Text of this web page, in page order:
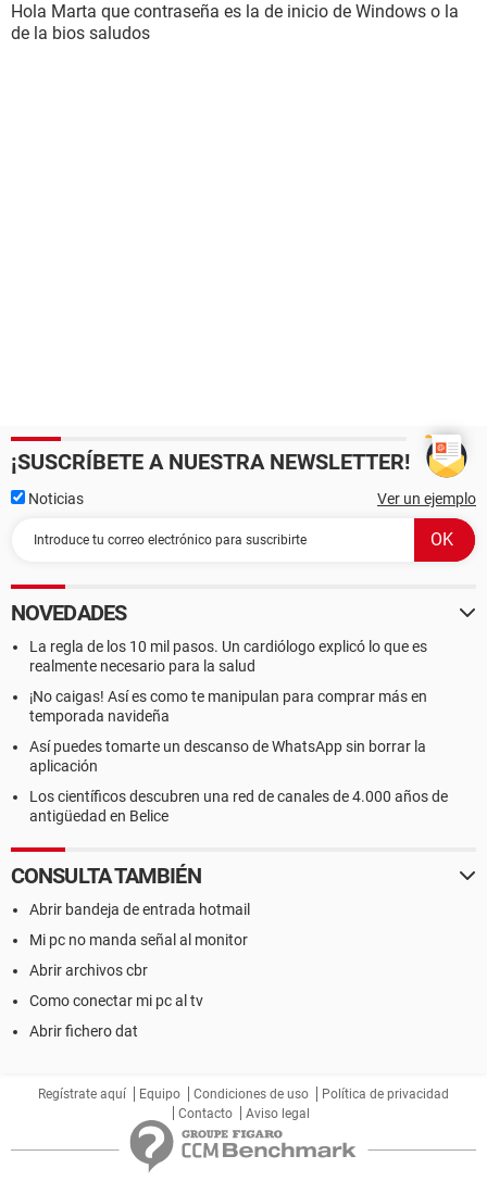
Hola Marta que contraseña es la de inicio de Windows o la
de la bios saludos
¡SUSCRÍBETE A NUESTRA NEWSLETTER!
Noticias Ver un ejemplo
NOVEDADES
La regla de los 10 mil pasos. Un cardiólogo explicó lo que es
realmente necesario para la salud
¡No caigas! Así es como te manipulan para comprar más en
temporada navideña
Así puedes tomarte un descanso de WhatsApp sin borrar la
aplicación
Los científicos descubren una red de canales de 4.000 años de
antigüedad en Belice
CONSULTA TAMBIÉN
Abrir bandeja de entrada hotmail
Mi pc no manda señal al monitor
Abrir archivos cbr
Como conectar mi pc al tv
Abrir fichero dat
Regístrate aquí Equipo Condiciones de uso
Política de privacidad
Contacto
Aviso legal